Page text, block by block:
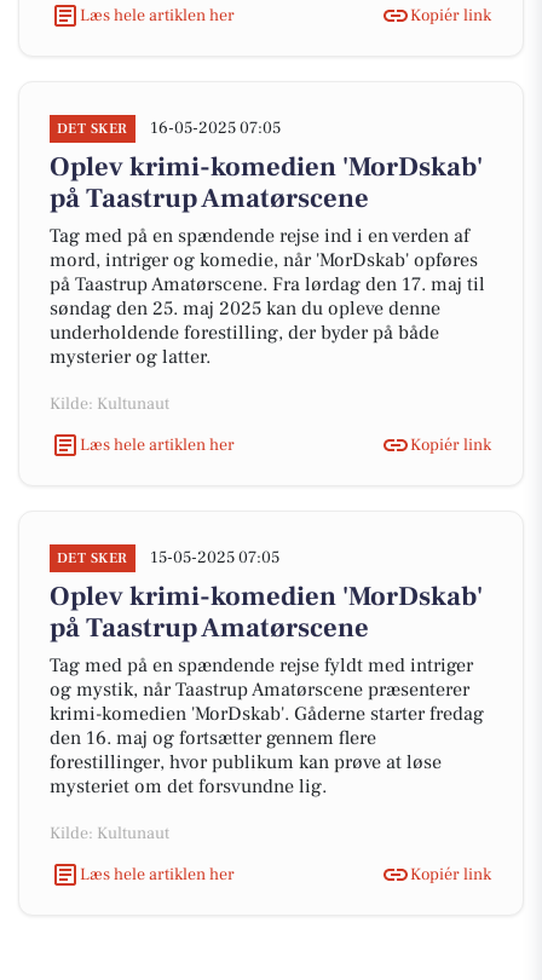
Læs hele artiklen her
Kopiér link
DET SKER 16-05-2025 07:05
Oplev krimi-komedien 'MorDskab'
på Taastrup Amatørscene
Tag med på en spændende rejse ind i en verden af
mord, intriger og komedie, når 'MorDskab' opføres
på Taastrup Amatørscene. Fra lørdag den 17. maj til
søndag den 25. maj 2025 kan du opleve denne
underholdende forestilling, der byder på både
mysterier og latter.
Kilde: Kultunaut
Læs hele artiklen her
Kopiér link
DET SKER 15-05-2025 07:05
Oplev krimi-komedien 'MorDskab'
på Taastrup Amatørscene
Tag med på en spændende rejse fyldt med intriger
og mystik, når Taastrup Amatørscene præsenterer
krimi-komedien 'MorDskab'. Gåderne starter fredag
den 16. maj og fortsætter gennem flere
forestillinger, hvor publikum kan prøve at løse
mysteriet om det forsvundne lig.
Kilde: Kultunaut
Læs hele artiklen her
Kopiér link